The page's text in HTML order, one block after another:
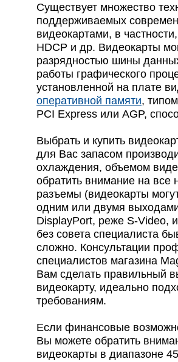
Существует множество
поддерживаемых
видеокартами, в
HDCP и др. Видеокарты
разрядностью шины
работы графического
установленной на плате
оперативной памяти,
PCI Express или AGP,
Выбрать и купить
для Вас запасом
охлаждения, объемом
обратить внимание на все
разъемы (видеокарты
одним или двумя
DisplayPort, реже S-Video,
без совета специалиста
сложно. Консультации
специалистов магазина
Вам сделать правильный
видеокарту, идеально
требованиям.
Если финансовые
Вы можете обратить
видеокарты в диапазоне